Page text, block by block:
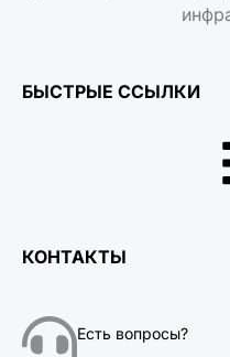
БЫСТРЫЕ ССЫЛКИ
КОНТАКТЫ
Есть вопросы?